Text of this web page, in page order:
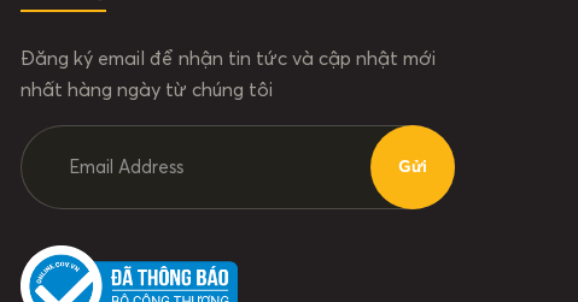
Đăng ký email để nhận tin tức và cập nhật mới
nhất hàng ngày từ chúng tôi